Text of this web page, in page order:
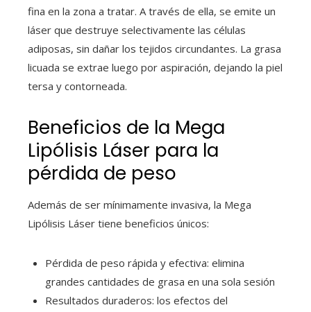
fina en la zona a tratar. A través de ella, se emite un
láser que destruye selectivamente las células
adiposas, sin dañar los tejidos circundantes. La grasa
licuada se extrae luego por aspiración, dejando la piel
tersa y contorneada.
Beneficios de la Mega
Lipólisis Láser para la
pérdida de peso
Además de ser mínimamente invasiva, la Mega
Lipólisis Láser tiene beneficios únicos:
Pérdida de peso rápida y efectiva: elimina
grandes cantidades de grasa en una sola sesión
Resultados duraderos: los efectos del